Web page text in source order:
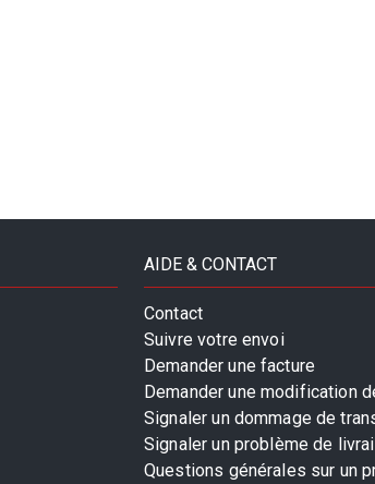
AIDE & CONTACT
Contact
Suivre votre envoi
Demander une facture
Demander une modification
Signaler un dommage de
Signaler un problème de
Questions générales sur un